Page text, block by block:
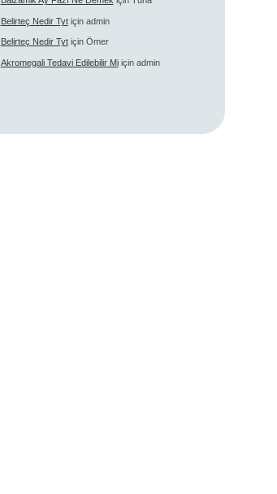
Belirteç Nedir Tytiçin admin
Belirteç Nedir Tytiçin Ömer
Akromegali Tedavi Edilebilir Miiçin admin